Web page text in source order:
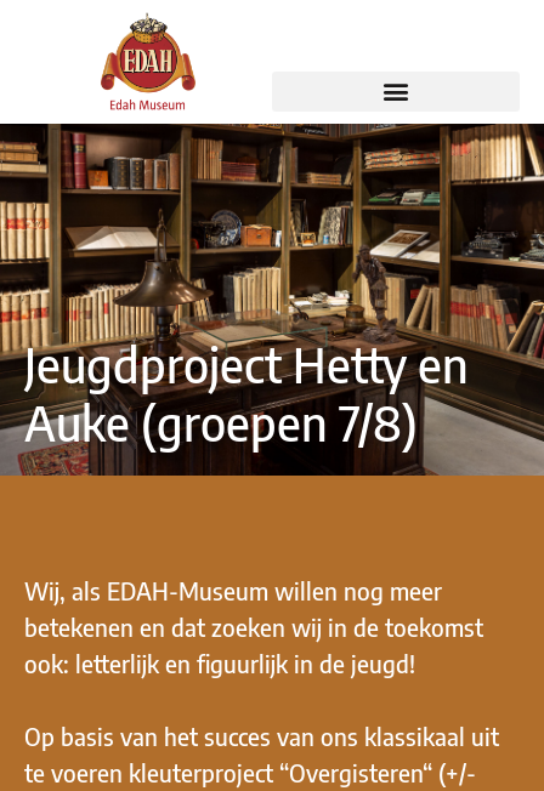
Jeugdproject Hetty en
Auke (groepen 7/8)
Wij, als EDAH-Museum willen nog meer
betekenen en dat zoeken wij in de toekomst
ook: letterlijk en figuurlijk in de jeugd!
Op basis van het succes van ons klassikaal uit
te voeren kleuterproject “Overgisteren“ (+/-